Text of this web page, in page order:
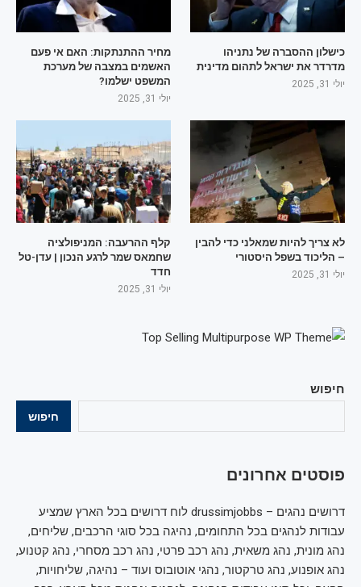
חיפוש
חיפוש
פוסטים אחרונים
דרושים נהגים – drussimjobbs לוח דרושים בכל הארץ שמציע
עבודות לנהגים בכל התחומים, נהיגה בכל סוגי הרכבים, שליחים,
נהג מונית, נהג משאית, נהג רכב פרטי, נהג רכב מסחרי, נהג קטנוע,
נהג אופנוע, נהג טרקטור, נהגי אוטובוס ועוד – נהיגה, שליחויות,
כישלון ההסברה של נתניהו
מדרדר את ישראל לתהום מדינית
יולי 31, 2025
מחיר ההתנתקות: האם אי פעם
האשמים במצבה של מערכת
המשפט ישלמו?
יולי 31, 2025
לא צריך להיות שמאלני כדי להבין
– הליכוד בשפל היסטורי
יולי 31, 2025
קלף ההרעבה: המניפולציה
שחמאס שמר לרגע הנכון | עדן-טל
חדד
יולי 31, 2025